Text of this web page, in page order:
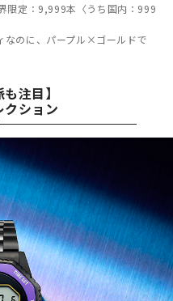
限定：9,999本〈うち国内：999
なのに、パープル×ゴールドで
注目】
クション